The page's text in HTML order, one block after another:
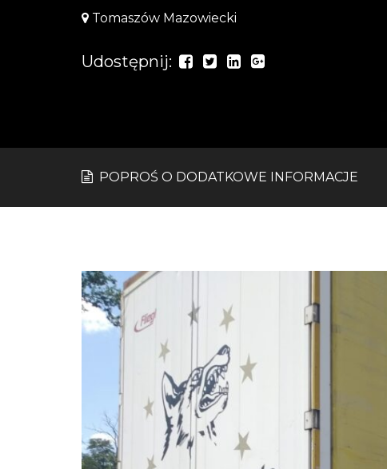
Tomaszów Mazowiecki
Udostępnij:
POPROŚ O DODATKOWE INFORMACJE